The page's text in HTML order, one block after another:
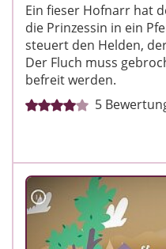
Ein fieser Hofnarr hat
die Prinzessin in ein
steuert den Helden,
Der Fluch muss
befreit werden.
5